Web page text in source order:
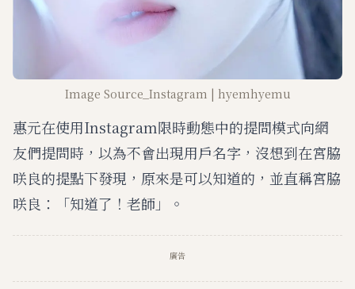
Image Source_Instagram | hyemhyemu
惠元在使用Instagram限時動態中的提問模式向網
友們提問時，以為不會出現用戶名字，沒想到在宮脇
咲良的提點下發現，原來是可以知道的，並直稱宮脇
咲良：「知道了！老師」。
廣告